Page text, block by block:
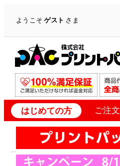
ようこそゲスト さま
はじめての方 ご注文